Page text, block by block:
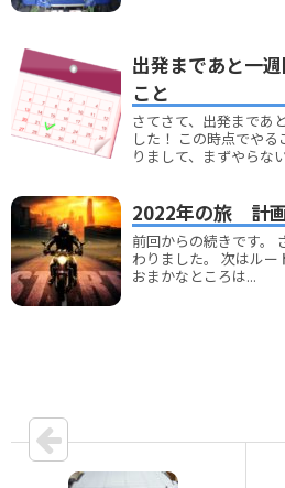
出発まであと一
こと
さてさて、出発まであ
した！ この時点でや
りまして、まずやらな
2022年の旅 計
前回からの続きです。
わりました。 次はルー
おまかなところは...